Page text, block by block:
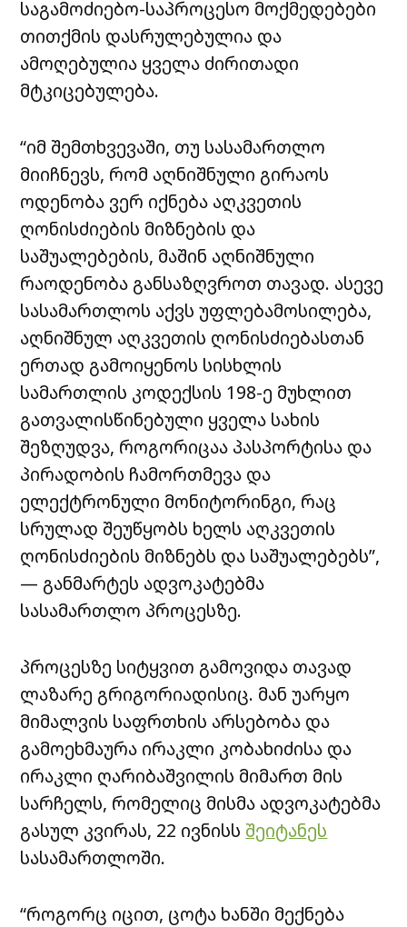
საგამოძიებო-საპროცესო მოქმედებები
თითქმის დასრულებულია და
ამოღებულია ყველა ძირითადი
მტკიცებულება.
“იმ შემთხვევაში, თუ სასამართლო
მიიჩნევს, რომ აღნიშნული გირაოს
ოდენობა ვერ იქნება აღკვეთის
ღონისძიების მიზნების და
საშუალებების, მაშინ აღნიშნული
რაოდენობა განსაზღვროთ თავად. ასევე
სასამართლოს აქვს უფლებამოსილება,
აღნიშნულ აღკვეთის ღონისძიებასთან
ერთად გამოიყენოს სისხლის
სამართლის კოდექსის 198-ე მუხლით
გათვალისწინებული ყველა სახის
შეზღუდვა, როგორიცაა პასპორტისა და
პირადობის ჩამორთმევა და
ელექტრონული მონიტორინგი, რაც
სრულად შეუწყობს ხელს აღკვეთის
ღონისძიების მიზნებს და საშუალებებს”,
— განმარტეს ადვოკატებმა
სასამართლო პროცესზე.
პროცესზე სიტყვით გამოვიდა თავად
ლაზარე გრიგორიადისიც. მან უარყო
მიმალვის საფრთხის არსებობა და
გამოეხმაურა ირაკლი კობახიძისა და
ირაკლი ღარიბაშვილის მიმართ მის
სარჩელს, რომელიც მისმა ადვოკატებმა
გასულ კვირას, 22 ივნისსშეიტანეს
სასამართლოში.
“როგორც იცით, ცოტა ხანში მექნება